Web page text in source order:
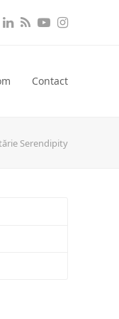
LinkedIn
RSSYouTube
Contact
Serendipity